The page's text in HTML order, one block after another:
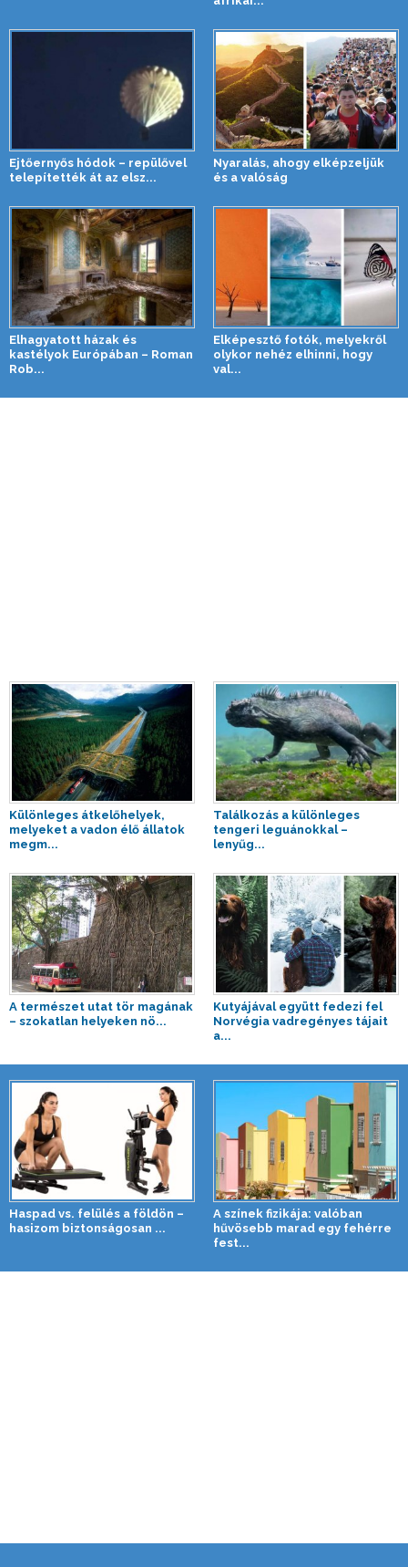
Ejtőernyős hódok – repülővel
telepítették át az elsz...
Nyaralás, ahogy elképzeljük
és a valóság
Elhagyatott házak és
kastélyok Európában – Roman
Rob...
Elképesztő fotók, melyekről
olykor nehéz elhinni, hogy
val...
Különleges átkelőhelyek,
melyeket a vadon élő állatok
megm...
Találkozás a különleges
tengeri leguánokkal –
lenyűg...
A természet utat tör magának
– szokatlan helyeken nö...
Kutyájával együtt fedezi fel
Norvégia vadregényes tájait
a...
Haspad vs. felülés a földön –
hasizom biztonságosan ...
A színek fizikája: valóban
hűvösebb marad egy fehérre
fest...